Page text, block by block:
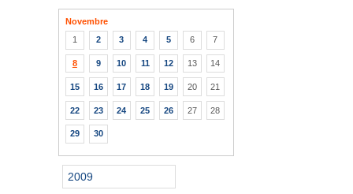
Novembre
1
2 3 4 5 6 7
8 9 10 11 12 13 14
15 16 17 18 19 20 21
22 23 24 25 26 27 28
29 30
2009